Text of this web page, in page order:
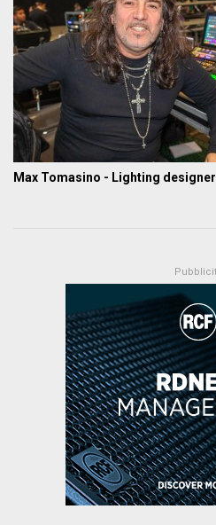
Max Tomasino - Lighting designer